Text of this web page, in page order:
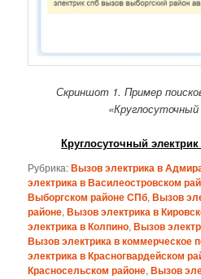
Скриншот 1. Пример
«Круглосуточный
Круглосуточный
Рубрика:Вызов электрика в
электрика в Василеостровском
Выборгском районе СПб,Вызов
районе,Вызов электрика в
электрика в Колпино,Вызов
Вызов электрика в коммерческое
электрика в Красногвардейском
Красносельском районе,Вызов